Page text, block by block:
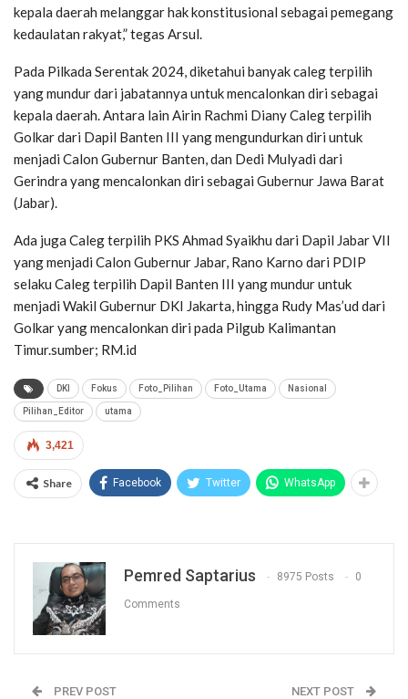
kepala daerah melanggar hak konstitusional sebagai pemegang
ke­daulatan rakyat,” tegas Arsul.
Pada Pilkada Serentak 2024, diketa­hui banyak caleg terpilih
yang mundur dari jabatannya untuk mencalonkan diri sebagai
kepala daerah. Antara lain Airin Rachmi Diany Caleg terpilih
Golkar dari Dapil Banten III yang me­ngundurkan diri untuk
menjadi Calon Gubernur Banten, dan Dedi Mulyadi dari
Gerindra yang mencalonkan diri sebagai Gubernur Jawa Barat
(Jabar).
Ada juga Caleg terpilih PKS Ahmad Syaikhu dari Dapil Jabar VII
yang men­jadi Calon Gubernur Jabar, Rano Karno dari PDIP
selaku Caleg terpilih Dapil Banten III yang mundur untuk
menjadi Wakil Gubernur DKI Jakarta, hingga Ru­dy Mas’ud dari
Golkar yang mencalonkan diri pada Pilgub Kalimantan
Timur.sumber; RM.id
DKI Fokus Foto_Pilihan Foto_Utama Nasional
Pilihan_Editor utama
3,421
Share Facebook Twitter WhatsApp
Pemred Saptarius 8975 Posts 0
Comments
PREV POST NEXT POST